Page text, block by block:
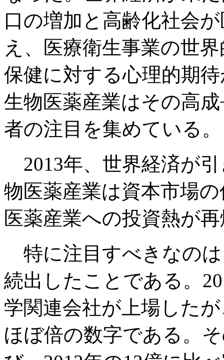
口の増加と高齢化社会
え、医療衛生事業の世
保健に対する心理的期
生物医薬産業はその高
者の注目を集めている。
2013年、世界経済が
物医薬産業は資本市場
医薬産業への投資熱が
特に注目すべきなの
続出したことである。
学関連会社が上場した
ほぼ倍の数字である。